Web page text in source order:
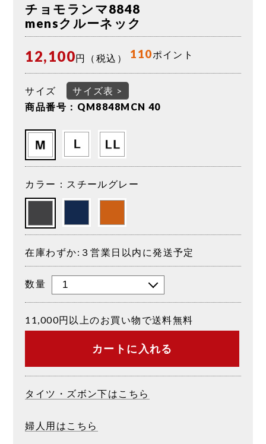
チョモランマ8848
mensクルーネック
12,100円（税込） 110ポイント
サイズ
サイズ表 >
商品番号：QM8848MCN 40
カラー：スチールグレー
在庫わずか:３営業日以内に発送予定
数量
11,000円以上のお買い物で送料無料
カートに入れる
タイツ・ズボン下はこちら
婦人用はこちら